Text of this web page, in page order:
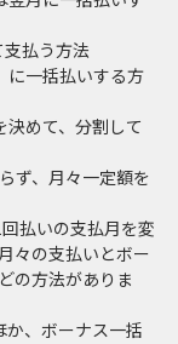
払う方法
に一括払いする方
めて、分割して
ず、月々一定額を
払いの支払月を変
々の支払いとボー
の方法がありま
、ボーナス一括